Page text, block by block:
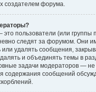
создателем форума.
пользователи (или группы
следят за форумом. Они
или удалять сообщения,
и объединять темы в
задачи модераторов — не
содержания сообщений